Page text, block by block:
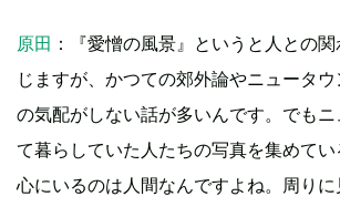
原田 ：『愛憎の風景』というと人との
じますが、かつての郊外論やニュータ
の気配がしない話が多いんです。でも
て暮らしていた人たちの写真を集めて
心にいるのは人間なんですよね。周り